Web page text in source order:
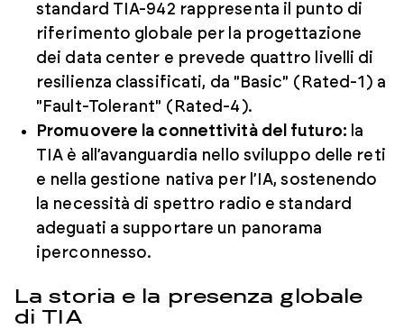
standard TIA-942 rappresenta il punto di
riferimento globale per la progettazione
dei data center e prevede quattro livelli di
resilienza classificati, da "Basic" (Rated-1) a
"Fault-Tolerant" (Rated-4).
Promuovere la connettività del futuro: la
TIA è all’avanguardia nello sviluppo delle reti
e nella gestione nativa per l’IA, sostenendo
la necessità di spettro radio e standard
adeguati a supportare un panorama
iperconnesso.
La storia e la presenza globale
di TIA